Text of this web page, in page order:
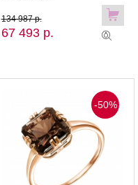
67 493 р.
134 987 р.
-50%